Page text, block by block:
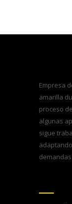
Empresa
amarilla
proceso
algunas
sigue